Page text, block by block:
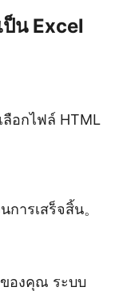
น Excel
อกไฟล์ HTML
ารเสร็จสิ้น。
ของคุณ ระบบ